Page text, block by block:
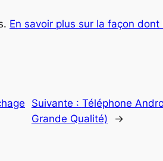
En savoir plus sur la façon
Suivante : Téléphone
Grande Qualité)
→